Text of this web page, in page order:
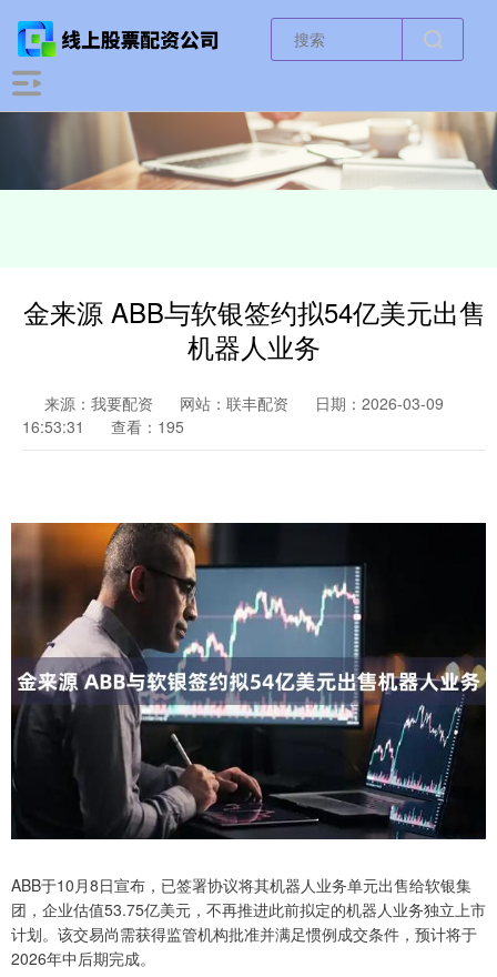
金来源 ABB与软银签约拟54亿美元出售
机器人业务
来源：我要配资 网站：联丰配资
日期：2026-03-09
16:53:31
查看：195
ABB于10月8日宣布，已签署协议将其机器人业务单元出售给软银集
团，企业估值53.75亿美元，不再推进此前拟定的机器人业务独立上市
计划。该交易尚需获得监管机构批准并满足惯例成交条件，预计将于
2026年中后期完成。